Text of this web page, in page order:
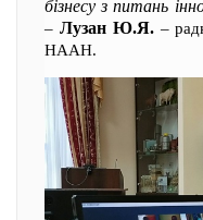
бізнесу з питань
– Лузан Ю.Я.–
НААН.